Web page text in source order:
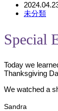
未分類
Special
Today we
Thanksgiving
We watched a
Sandra